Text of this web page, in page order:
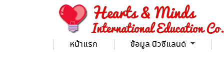
หน้าแรก ข้อมูล นิวซีแลนด์